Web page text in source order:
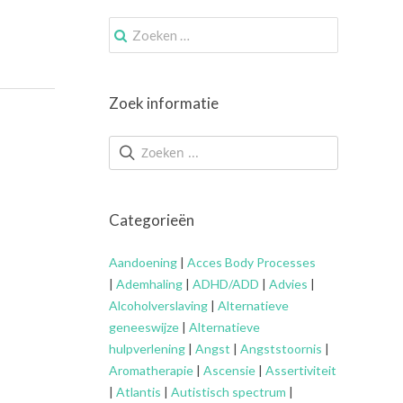
Zoek
naar:
Zoek informatie
Categorieën
Aandoening | Acces Body Processes
| Ademhaling | ADHD/ADD | Advies |
Alcoholverslaving | Alternatieve
geneeswijze | Alternatieve
hulpverlening | Angst | Angststoornis |
Aromatherapie | Ascensie | Assertiviteit
| Atlantis | Autistisch spectrum |